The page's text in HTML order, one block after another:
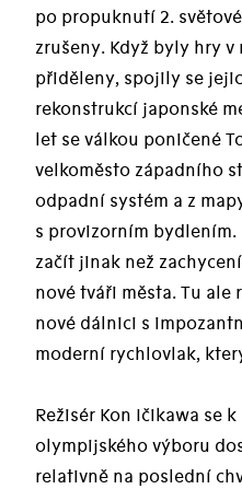
po propuknutí 2.
zrušeny. Když byly hry v
přiděleny, spojily se
rekonstrukcí japonské
let se válkou poničené
velkoměsto západního
odpadní systém a z
s provizorním
začít jinak než
nové tváři města. Tu
nové dálnici s
moderní rychlovlak,
Režisér Kon Ičikawa se
olympijského výboru
relativně na poslední